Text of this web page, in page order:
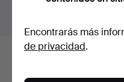
Encontrarás más
de privacidad.